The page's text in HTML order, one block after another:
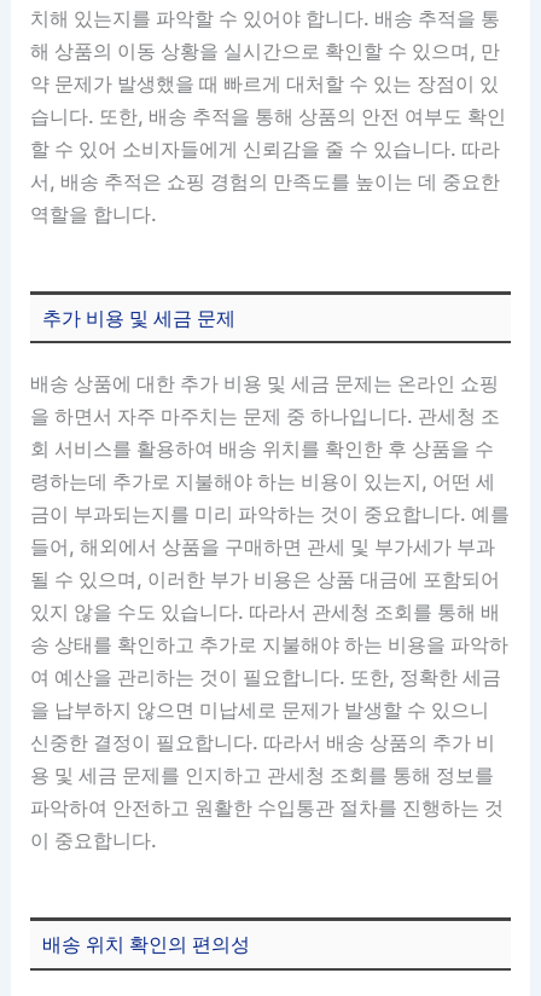
치해 있는지를 파악할 수 있어야 합니다. 배송 추적을 통
해 상품의 이동 상황을 실시간으로 확인할 수 있으며, 만
약 문제가 발생했을 때 빠르게 대처할 수 있는 장점이 있
습니다. 또한, 배송 추적을 통해 상품의 안전 여부도 확인
할 수 있어 소비자들에게 신뢰감을 줄 수 있습니다. 따라
서, 배송 추적은 쇼핑 경험의 만족도를 높이는 데 중요한
역할을 합니다.
추가 비용 및 세금 문제
배송 상품에 대한 추가 비용 및 세금 문제는 온라인 쇼핑
을 하면서 자주 마주치는 문제 중 하나입니다. 관세청 조
회 서비스를 활용하여 배송 위치를 확인한 후 상품을 수
령하는데 추가로 지불해야 하는 비용이 있는지, 어떤 세
금이 부과되는지를 미리 파악하는 것이 중요합니다. 예를
들어, 해외에서 상품을 구매하면 관세 및 부가세가 부과
될 수 있으며, 이러한 부가 비용은 상품 대금에 포함되어
있지 않을 수도 있습니다. 따라서 관세청 조회를 통해 배
송 상태를 확인하고 추가로 지불해야 하는 비용을 파악하
여 예산을 관리하는 것이 필요합니다. 또한, 정확한 세금
을 납부하지 않으면 미납세로 문제가 발생할 수 있으니
신중한 결정이 필요합니다. 따라서 배송 상품의 추가 비
용 및 세금 문제를 인지하고 관세청 조회를 통해 정보를
파악하여 안전하고 원활한 수입통관 절차를 진행하는 것
이 중요합니다.
배송 위치 확인의 편의성